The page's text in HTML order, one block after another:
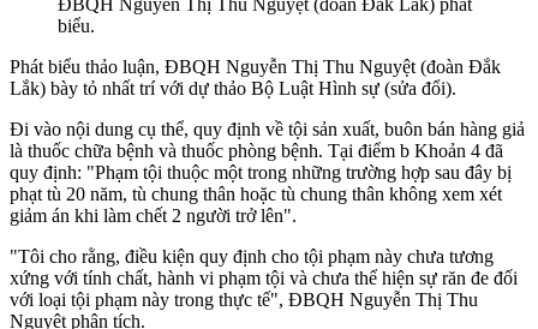
ĐBQH Nguyễn Thị Thu Nguyệt (đoàn Đắk Lắk) phát
biểu.
Phát biểu thảo luận, ĐBQH Nguyễn Thị Thu Nguyệt (đoàn Đắk
Lắk) bày tỏ nhất trí với dự thảo Bộ Luật Hình sự (sửa đổi).
Đi vào nội dung cụ thể, quy định về tội sản xuất, buôn bán hàng giả
là thuốc chữa bệnh và thuốc phòng bệnh. Tại điểm b Khoản 4 đã
quy định: "Phạm tội thuộc một trong những trường hợp sau đây bị
phạt tù 20 năm, tù chung thân hoặc tù chung thân không xem xét
giảm án khi làm chết 2 người trở lên".
"Tôi cho rằng, điều kiện quy định cho tội phạm này chưa tương
xứng với tính chất, hành vi phạm tội và chưa thể hiện sự răn đe đối
với loại tội phạm này trong thực tế", ĐBQH Nguyễn Thị Thu
Nguyệt phân tích.